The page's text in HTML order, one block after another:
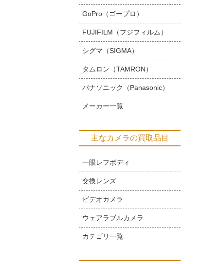
GoPro（ゴープロ）
FUJIFILM（フジフィルム）
シグマ（SIGMA）
タムロン（TAMRON）
パナソニック（Panasonic）
メーカー一覧
主なカメラの買取品目
一眼レフボディ
交換レンズ
ビデオカメラ
ウェアラブルカメラ
カテゴリ一覧